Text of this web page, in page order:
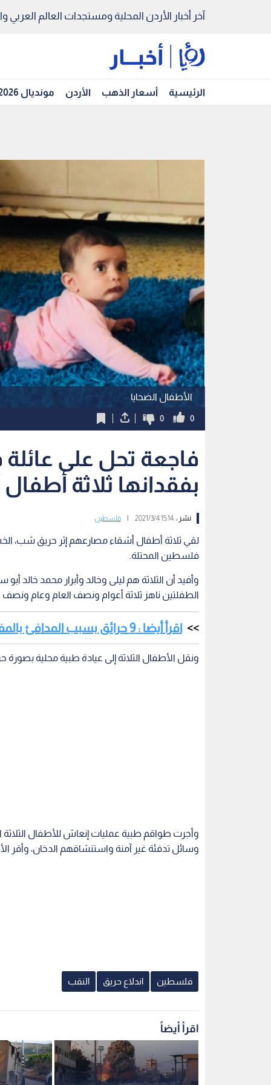
آخر أخبار الأردن المحلية ومستجدات العالم العربي
الرئيسية أسعار الذهب الأردن مونديال 2026
الأطفال الضحايا
0
0
فاجعة تحل على
بفقدانها ثلاثة
نشر :15:14 2021/3/4 فلسطين
لقي ثلاثة أطفال أشقاء مصارعهم إثر حريق شب،
فلسطين المحتلة.
وأفيد أن الثلاثة هم ليلى وخالد وأبرار محمد خالد
الطفلتين ناهز ثلاثة أعوام ونصف العام وعام ونصف
اقرأ أيضا : 9 حرائق بسبب المدافئ بالمفرق منذ بداية العام
ونقل الأطفال الثلاثة إلى عيادة طبية محلية بصورة
وأجرت طواقم طبية عمليات إنعاش للأطفال الثلاثة
وسائل تدفئة غير آمنة واستنشاقهم الدخان، وأقر
فلسطين اندلاع حريق النقب
اقرأ أيضاً